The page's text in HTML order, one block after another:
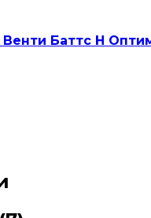
Венти Баттс Н